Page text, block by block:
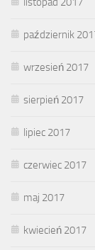
październik
wrzesień 2017
sierpień 2017
lipiec 2017
czerwiec 2017
maj 2017
kwiecień 2017